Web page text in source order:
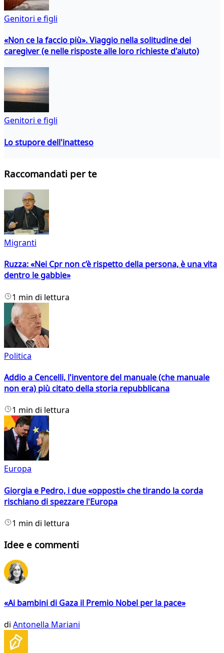
Genitori e figli
«Non ce la faccio più». Viaggio nella solitudine dei
caregiver (e nelle risposte alle loro richieste d'aiuto)
Genitori e figli
Lo stupore dell'inatteso
Raccomandati per te
Migranti
Ruzza: «Nei Cpr non c’è rispetto della persona, è una vita
dentro le gabbie»
1 min di lettura
Politica
Addio a Cencelli, l'inventore del manuale (che manuale
non era) più citato della storia repubblicana
1 min di lettura
Europa
Giorgia e Pedro, i due «opposti» che tirando la corda
rischiano di spezzare l'Europa
1 min di lettura
Idee e commenti
«Ai bambini di Gaza il Premio Nobel per la pace»
di Antonella Mariani